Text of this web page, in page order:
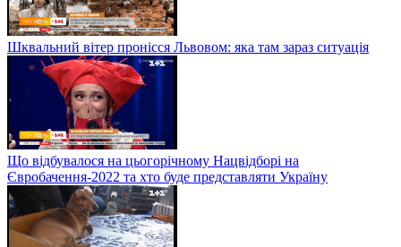
Шквальний вітер пронісся Львовом: яка там зараз ситуація
Що відбувалося на цьогорічному Нацвідборі на
Євробачення-2022 та хто буде представляти Україну